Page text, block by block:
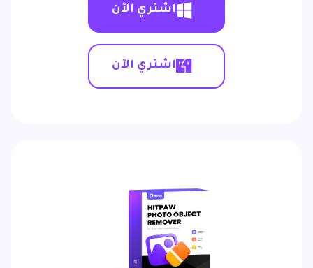
اشتري الآن
اشتري الآن